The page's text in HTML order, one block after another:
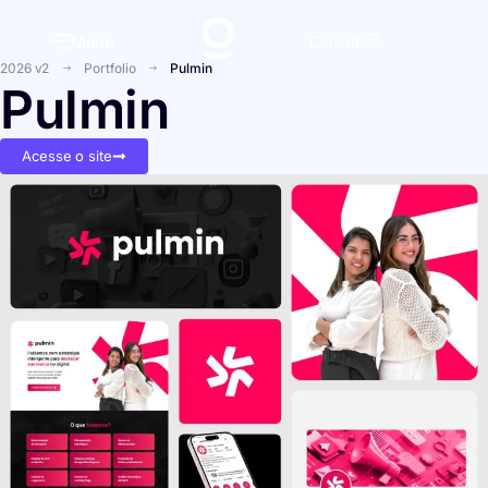
2026 v2 Portfolio Pulmin
Pulmin
Acesse o site